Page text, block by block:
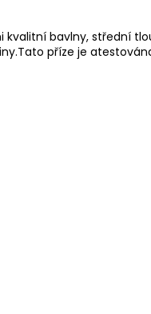
kvalitní bavlny, střední
příze je